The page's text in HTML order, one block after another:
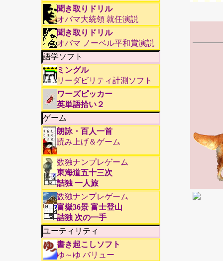
聞き取りドリル
オバマ大統領 就任演説
聞き取りドリル
オバマ ノーベル平和賞演説
語学ソフト
ミングル
リーダビリティ計測ソフト
ワーズピッカー
英単語拾い２
ゲーム
朗詠・百人一首
読み上げ＆ゲーム
数独ナンプレゲーム
東海道五十三次
詰独 一人旅
数独ナンプレゲーム
富嶽36景 富士登山
詰独 次の一手
ユーティリティ
書き起こしソフト
ゆ～ゆ バリュー